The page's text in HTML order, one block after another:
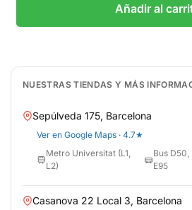
Añadir al
NUESTRAS TIENDAS Y MÁS
Sepúlveda 175, Barcelona
Ver en Google Maps · 4.7★
Metro Universitat (L1,
L2)
Bus D50,
E95
Casanova 22 Local 3, Barcelona